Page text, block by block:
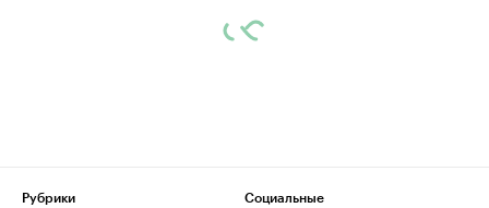
Рубрики
Социальные